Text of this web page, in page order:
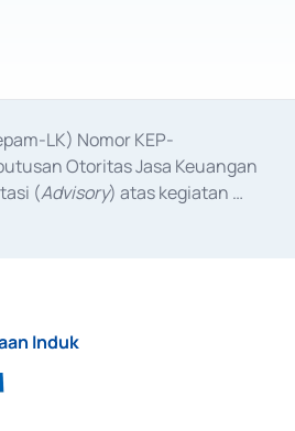
LK) Nomor KEP-
Otoritas Jasa Keuangan
(Advisory) atas kegiatan
Induk